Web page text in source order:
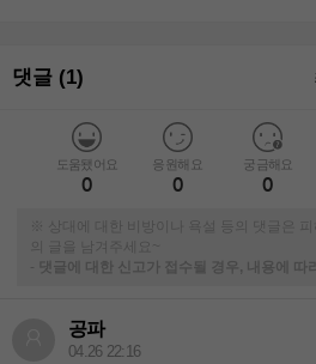
댓글 (1)
도움됐어요
0
응원해요
0
궁금해요
0
※ 상대에 대한 비방이나 욕설 등의 댓글은 피
의 글을 남겨주세요~
-
댓글에 대한 신고가 접수될 경우, 내용에
공파
04.26 22:16